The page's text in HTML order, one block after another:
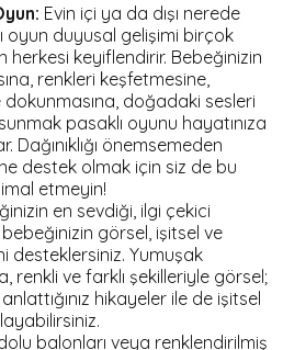
Evin içi ya da dışı nerede
oyun duyusal gelişimi birçok
herkesi keyiflendirir. Bebeğinizin
renkleri keşfetmesine,
doğadaki sesleri
pasaklı oyunu hayatınıza
Dağınıklığı önemsemeden
destek olmak için siz de bu
etmeyin!
en sevdiği, ilgi çekici
görsel, işitsel ve
desteklersiniz. Yumuşak
renkli ve farklı şekilleriyle görsel;
hikayeler ile de işitsel
balonları veya renklendirilmiş